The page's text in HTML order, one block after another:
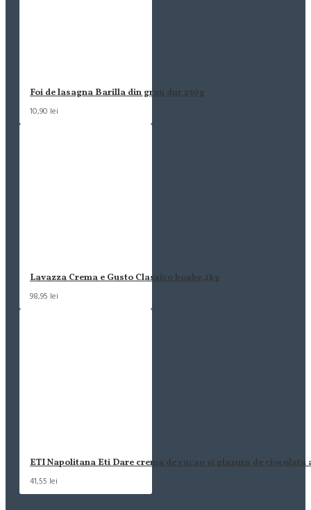
Foi de lasagna Barilla din grau dur 250g
10,90 lei
Lavazza Crema e Gusto Classico boabe,1kg
98,95 lei
ETI Napolitana Eti Dare crema de cacao si glazura de ciocolata
41,55 lei